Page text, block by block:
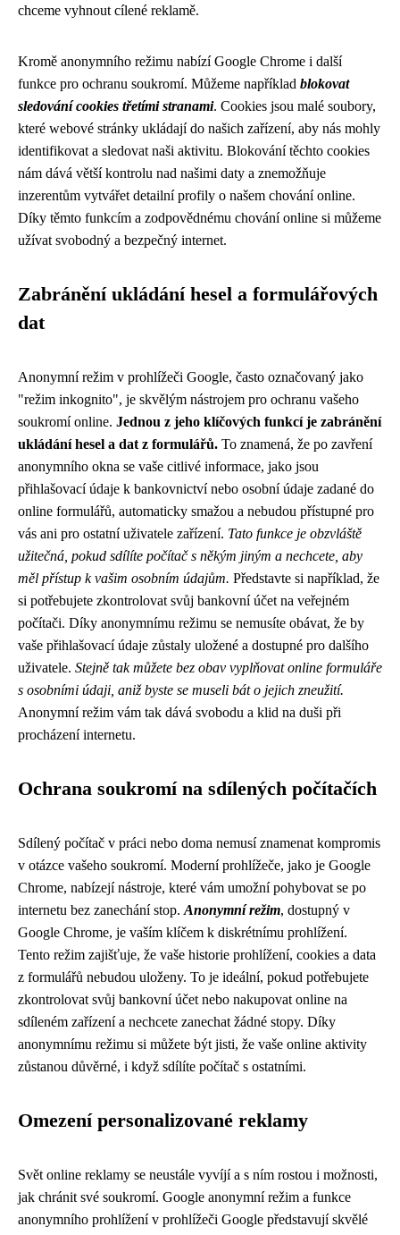
chceme vyhnout cílené reklamě.
Kromě anonymního režimu nabízí Google Chrome i další
funkce pro ochranu soukromí. Můžeme například blokovat
sledování cookies třetími stranami. Cookies jsou malé soubory,
které webové stránky ukládají do našich zařízení, aby nás mohly
identifikovat a sledovat naši aktivitu. Blokování těchto cookies
nám dává větší kontrolu nad našimi daty a znemožňuje
inzerentům vytvářet detailní profily o našem chování online.
Díky těmto funkcím a zodpovědnému chování online si můžeme
užívat svobodný a bezpečný internet.
Zabránění ukládání hesel a formulářových
dat
Anonymní režim v prohlížeči Google, často označovaný jako
"režim inkognito", je skvělým nástrojem pro ochranu vašeho
soukromí online. Jednou z jeho klíčových funkcí je zabránění
ukládání hesel a dat z formulářů. To znamená, že po zavření
anonymního okna se vaše citlivé informace, jako jsou
přihlašovací údaje k bankovnictví nebo osobní údaje zadané do
online formulářů, automaticky smažou a nebudou přístupné pro
vás ani pro ostatní uživatele zařízení. Tato funkce je obzvláště
užitečná, pokud sdílíte počítač s někým jiným a nechcete, aby
měl přístup k vašim osobním údajům. Představte si například, že
si potřebujete zkontrolovat svůj bankovní účet na veřejném
počítači. Díky anonymnímu režimu se nemusíte obávat, že by
vaše přihlašovací údaje zůstaly uložené a dostupné pro dalšího
uživatele. Stejně tak můžete bez obav vyplňovat online formuláře
s osobními údaji, aniž byste se museli bát o jejich zneužití.
Anonymní režim vám tak dává svobodu a klid na duši při
procházení internetu.
Ochrana soukromí na sdílených počítačích
Sdílený počítač v práci nebo doma nemusí znamenat kompromis
v otázce vašeho soukromí. Moderní prohlížeče, jako je Google
Chrome, nabízejí nástroje, které vám umožní pohybovat se po
internetu bez zanechání stop. Anonymní režim, dostupný v
Google Chrome, je vaším klíčem k diskrétnímu prohlížení.
Tento režim zajišťuje, že vaše historie prohlížení, cookies a data
z formulářů nebudou uloženy. To je ideální, pokud potřebujete
zkontrolovat svůj bankovní účet nebo nakupovat online na
sdíleném zařízení a nechcete zanechat žádné stopy. Díky
anonymnímu režimu si můžete být jisti, že vaše online aktivity
zůstanou důvěrné, i když sdílíte počítač s ostatními.
Omezení personalizované reklamy
Svět online reklamy se neustále vyvíjí a s ním rostou i možnosti,
jak chránit své soukromí. Google anonymní režim a funkce
anonymního prohlížení v prohlížeči Google představují skvělé